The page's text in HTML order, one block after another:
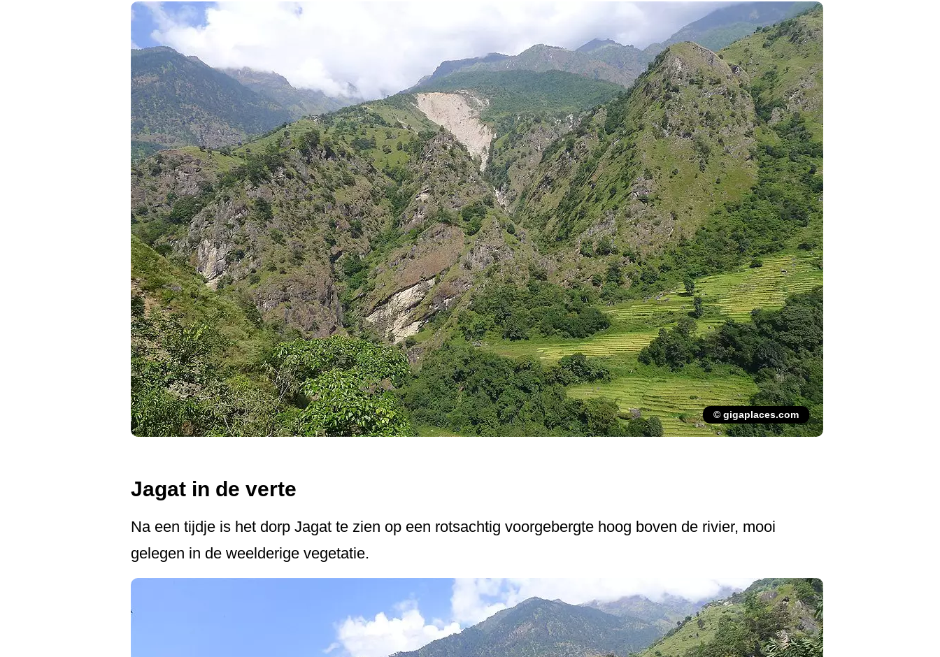
© gigaplaces.com
Jagat in de verte
Na een tijdje is het dorp Jagat te zien op een rotsachtig voorgebergte hoog boven de rivier, mooi
gelegen in de weelderige vegetatie.